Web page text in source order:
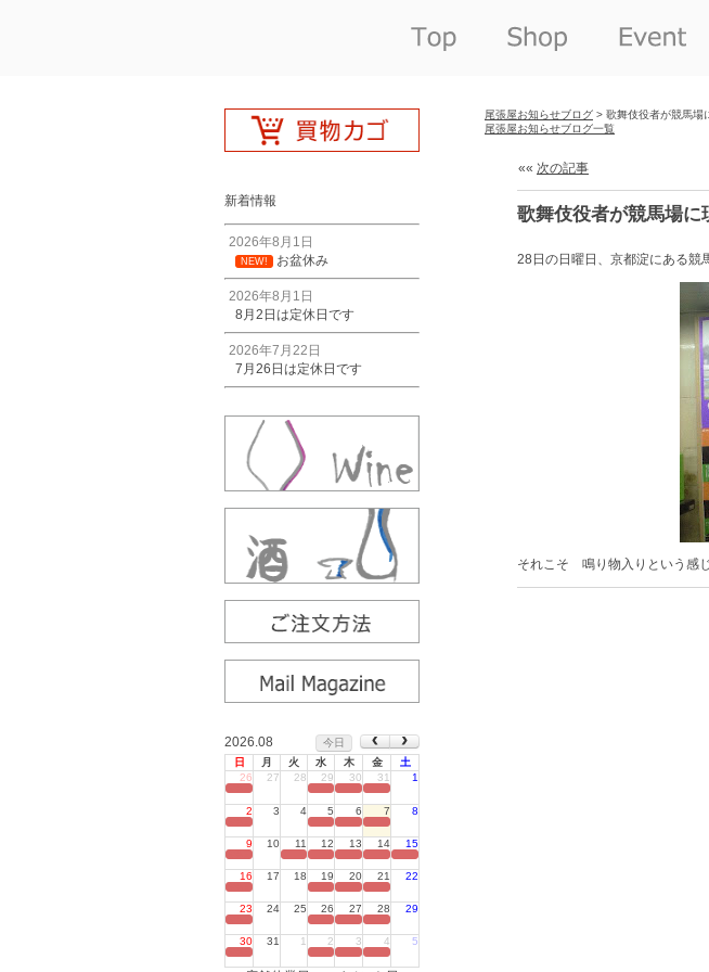
新着情報
2026年8月1日
NEW! お盆休み
2026年8月1日
8月2日は定休日です
2026年7月22日
7月26日は定休日です
2026.08
今日
日
月 火 水 木 金
土
26
27 28 29 30 31 1
2 3 4 5 6 7 8
9 10 11 12 13 14 15
16 17 18 19 20 21 22
23 24 25 26 27 28 29
30 31 1 2 3 4 5
尾張屋お知らせブログ > 歌舞伎役者が競馬場
尾張屋お知らせブログ一覧
«« 次の記事
歌舞伎役者が競馬場に
28日の日曜日、京都淀にある競
それこそ 鳴り物入りという感